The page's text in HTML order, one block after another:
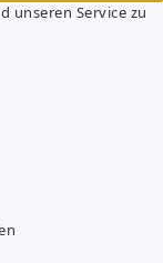
unseren Service zu